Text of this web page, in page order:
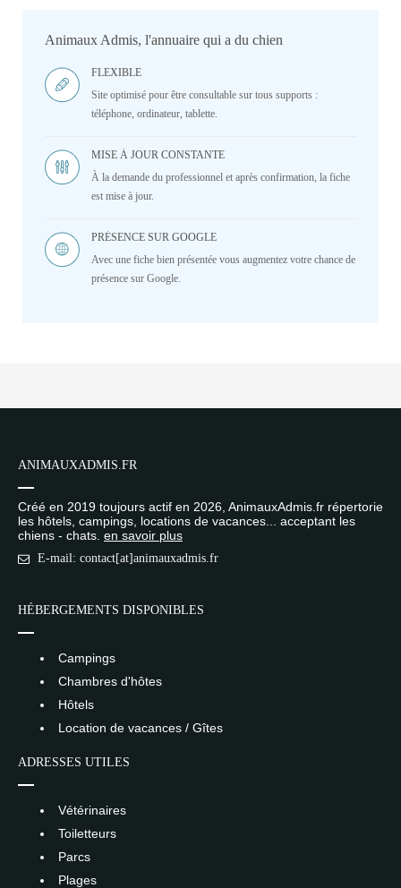
Animaux Admis, l'annuaire qui a du chien
FLEXIBLE
Site optimisé pour être consultable sur tous supports :
téléphone, ordinateur, tablette.
MISE À JOUR CONSTANTE
À la demande du professionnel et après confirmation, la fiche
est mise à jour.
PRÉSENCE SUR GOOGLE
Avec une fiche bien présentée vous augmentez votre chance de
présence sur Google.
ANIMAUXADMIS.FR
Créé en 2019 toujours actif en 2026, AnimauxAdmis.fr répertorie
les hôtels, campings, locations de vacances... acceptant les
chiens - chats. en savoir plus
E-mail: contact[at]animauxadmis.fr
HÉBERGEMENTS DISPONIBLES
Campings
Chambres d'hôtes
Hôtels
Location de vacances / Gîtes
ADRESSES UTILES
Vétérinaires
Toiletteurs
Parcs
Plages